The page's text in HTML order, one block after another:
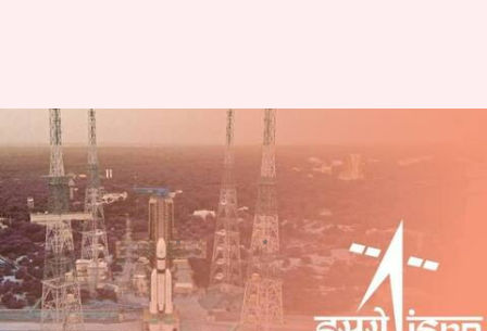
ఇస్రో: చంద్రుడిపై చంద్రయాన్ 3 ల్యాండే
అయ్యేటపుడు ఎన్ని దశలుంటాయో
తెలుసా?
వ్రాసిన వారు Sriram Pranateja Jul 13, 2023 03:22 pm
ఈ వార్తాకథనం ఏంటి